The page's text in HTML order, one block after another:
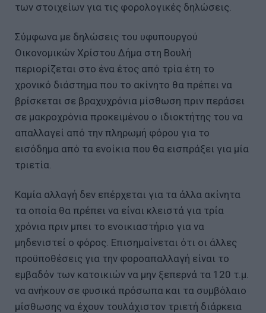
των στοιχείων για τις φορολογικές δηλώσεις.
Σύμφωνα με δηλώσεις του υφυπουργού
Οικονομικών Χρίστου Δήμα στη Βουλή
περιορίζεται στο ένα έτος από τρία έτη το
χρονικό διάστημα που το ακίνητο θα πρέπει να
βρίσκεται σε βραχυχρόνια μίσθωση πριν περάσει
σε μακροχρόνια προκειμένου ο ιδιοκτήτης του να
απαλλαγεί από την πληρωμή φόρου για το
εισόδημα από τα ενοίκια που θα εισπράξει για μία
τριετία.
Καμία αλλαγή δεν επέρχεται για τα άλλα ακίνητα
τα οποία θα πρέπει να είναι κλειστά για τρία
χρόνια πριν μπει το ενοικιαστήριο για να
μηδενιστεί ο φόρος. Επισημαίνεται ότι οι άλλες
προϋποθέσεις για την φοροαπαλλαγή είναι το
εμβαδόν των κατοικιών να μην ξεπερνά τα 120 τ.μ.
να ανήκουν σε φυσικά πρόσωπα και τα συμβόλαιο
μίσθωσης να έχουν τουλάχιστον τριετή διάρκεια